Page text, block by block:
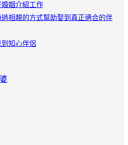
姻介紹工作
相親的方式幫助娶到真正適合的伴
知心伴侶